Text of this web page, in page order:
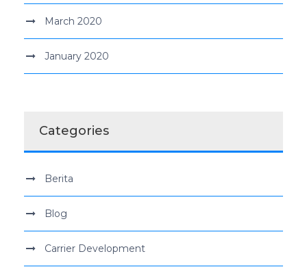
March 2020
January 2020
Categories
Berita
Blog
Carrier Development